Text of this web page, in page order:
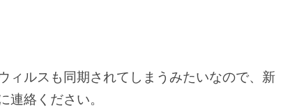
ィルスも同期されてしまうみたいなので、新
連絡ください。